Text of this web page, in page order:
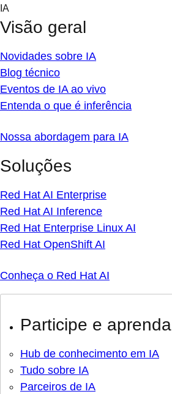
Skip
content
IA
Visão geral
Novidades sobre IA
Blog técnico
Eventos de IA ao vivo
Entenda o que é inferência
Nossa abordagem para IA
Soluções
Red Hat AI Enterprise
Red Hat AI Inference
Red Hat Enterprise Linux AI
Red Hat OpenShift AI
Conheça o Red Hat AI
Participe e aprenda
Hub de conhecimento em IA
Tudo sobre IA
Parceiros de IA